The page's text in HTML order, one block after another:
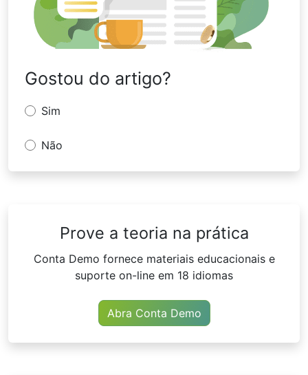
IFC Markets projetada para negociação de CFD e
Forex. A NTTX é conhecida por sua interface
amigável, confiabilidade, ferramentas valiosas
pela oportunidade de criar Instrumentos
especificamente na NetTradeX.
Gostou do artigo?
Sim
Não
Prove a teoria na prática
Conta Demo fornece materiais educacionais e
suporte on-line em 18 idiomas
Abra Conta Demo